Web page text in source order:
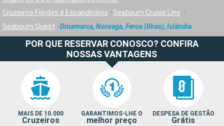
Cruzeiros Fiordes e Escandinávia
Seabourn Cruise Line
Seabourn Quest
Dinamarca, Noruega, Feroe (Ilhas), Islândia
POR QUE RESERVAR CONOSCO? CONFIRA
NOSSAS VANTAGENS
MAIS DE 10.000
Cruzeiros
GARANTIMOS-LHE O
melhor preço
DESPESA DE GESTÃO
Grátis